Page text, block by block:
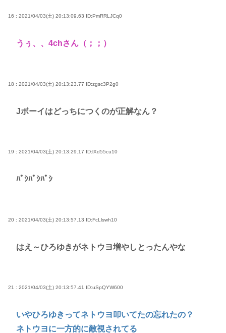
16 : 2021/04/03(土) 20:13:09.63 ID:PmRRLJCq0
うぅ、、4chさん（；；）
18 : 2021/04/03(土) 20:13:23.77 ID:zgsc3P2g0
Jボーイはどっちにつくのが正解なん？
19 : 2021/04/03(土) 20:13:29.17 ID:lXd55cu10
ﾊﾟｼﾊﾟｼﾊﾟｼ
20 : 2021/04/03(土) 20:13:57.13 ID:FcLlswh10
はえ～ひろゆきがネトウヨ増やしとったんやな
21 : 2021/04/03(土) 20:13:57.41 ID:uSpQYW600
いやひろゆきってネトウヨ叩いてたの忘れたの？
ネトウヨに一方的に敵視されてる